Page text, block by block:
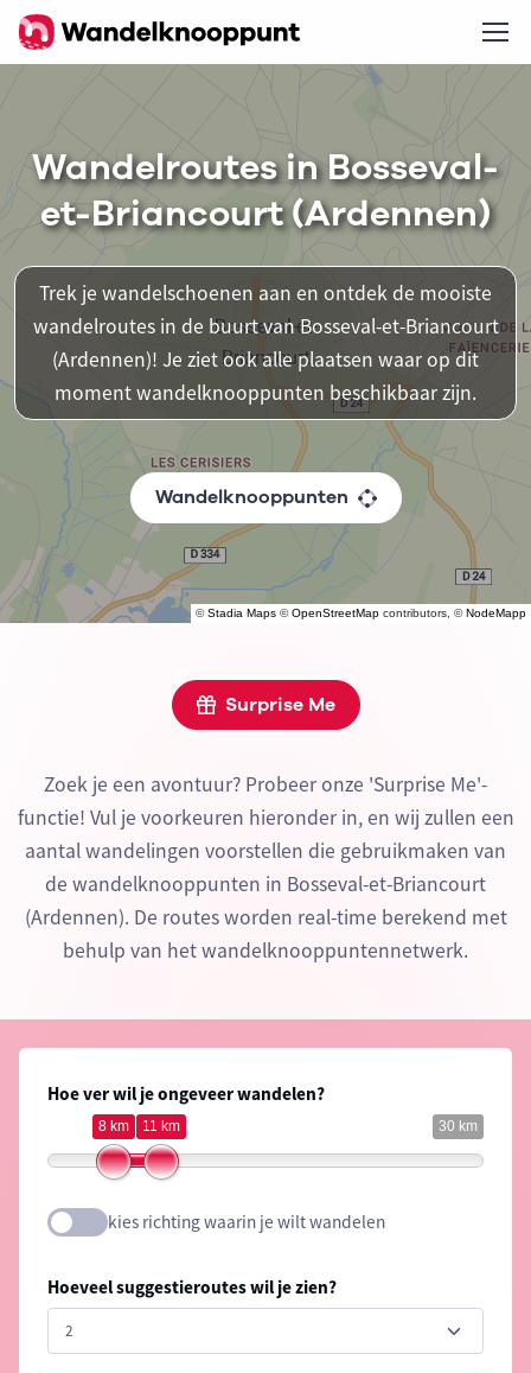
©Stadia Maps ©OpenStreetMap contributors, ©NodeMapp
Wandelroutes in Bosseval-
et-Briancourt (Ardennen)
Trek je wandelschoenen aan en ontdek de mooiste
wandelroutes in de buurt van Bosseval-et-Briancourt
(Ardennen)! Je ziet ook alle plaatsen waar op dit
moment wandelknooppunten beschikbaar zijn.
Wandelknooppunten
Surprise Me
Zoek je een avontuur? Probeer onze 'Surprise Me'-
functie! Vul je voorkeuren hieronder in, en wij zullen een
aantal wandelingen voorstellen die gebruikmaken van
de wandelknooppunten in Bosseval-et-Briancourt
(Ardennen). De routes worden real-time berekend met
behulp van het wandelknooppuntennetwerk.
Hoe ver wil je ongeveer wandelen?
30 km
8 km 11 km
kies richting waarin je wilt wandelen
Hoeveel suggestieroutes wil je zien?